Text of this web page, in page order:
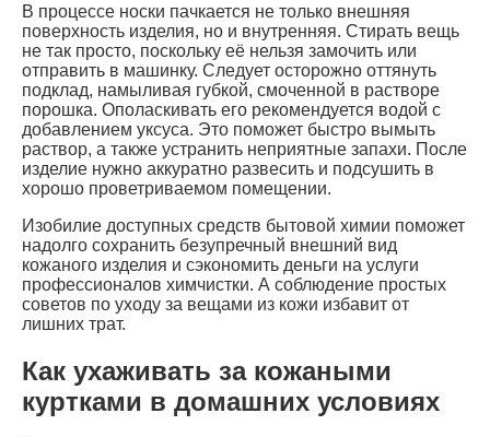
В процессе носки пачкается не только внешняя
поверхность изделия, но и внутренняя. Стирать вещь
не так просто, поскольку её нельзя замочить или
отправить в машинку. Следует осторожно оттянуть
подклад, намыливая губкой, смоченной в растворе
порошка. Ополаскивать его рекомендуется водой с
добавлением уксуса. Это поможет быстро вымыть
раствор, а также устранить неприятные запахи. После
изделие нужно аккуратно развесить и подсушить в
хорошо проветриваемом помещении.
Изобилие доступных средств бытовой химии поможет
надолго сохранить безупречный внешний вид
кожаного изделия и сэкономить деньги на услуги
профессионалов химчистки. А соблюдение простых
советов по уходу за вещами из кожи избавит от
лишних трат.
Как ухаживать за кожаными
куртками в домашних условиях